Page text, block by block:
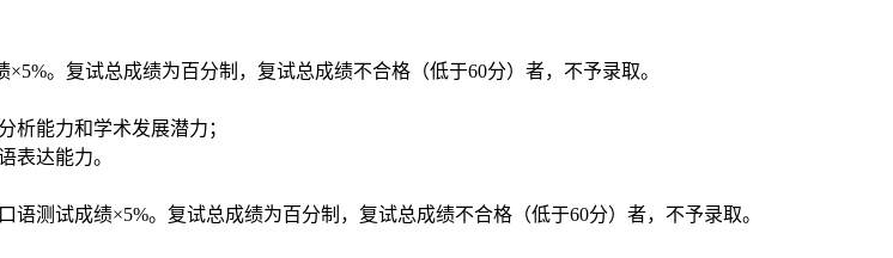
×5%。复试总成绩为百分制，复试总成绩不合格（低于60分）者，不予录取。
析能力和学术发展潜力；
表达能力。
语测试成绩×5%。复试总成绩为百分制，复试总成绩不合格（低于60分）者，不予录取。